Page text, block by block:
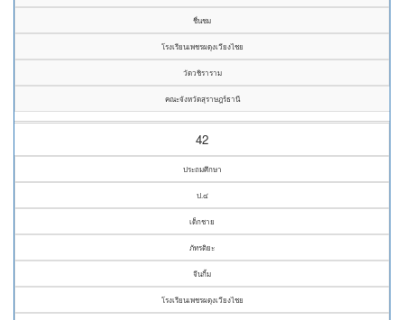
ชื่นชม
โรงเรียนเพชรผดุงเวียงไชย
วัดวชิราราม
คณะจังหวัดสุราษฎร์ธานี
42
ประถมศึกษา
ป.๔
เด็กชาย
ภัทรติยะ
จีนกิ้ม
โรงเรียนเพชรผดุงเวียงไชย